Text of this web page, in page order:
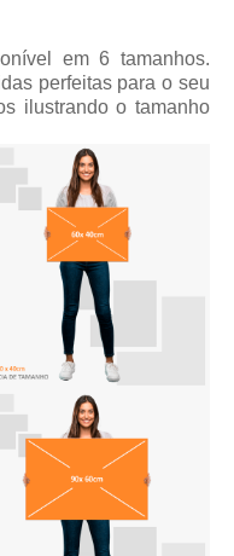
em 6 tamanhos.
perfeitas para o seu
ilustrando o tamanho